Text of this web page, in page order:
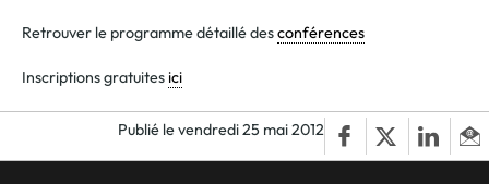
Retrouver le programme détaillé desconférences
Inscriptions gratuites ici
Publié le vendredi 25 mai 2012